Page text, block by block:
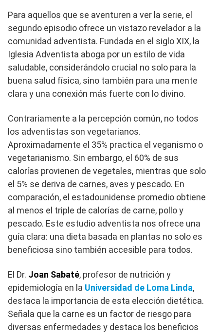
Para aquellos que se aventuren a ver la serie, el
segundo episodio ofrece un vistazo revelador a la
comunidad adventista. Fundada en el siglo XIX, la
Iglesia Adventista aboga por un estilo de vida
saludable, considerándolo crucial no solo para la
buena salud física, sino también para una mente
clara y una conexión más fuerte con lo divino.
Contrariamente a la percepción común, no todos
los adventistas son vegetarianos.
Aproximadamente el 35% practica el veganismo o
vegetarianismo. Sin embargo, el 60% de sus
calorías provienen de vegetales, mientras que solo
el 5% se deriva de carnes, aves y pescado. En
comparación, el estadounidense promedio obtiene
al menos el triple de calorías de carne, pollo y
pescado. Este estudio adventista nos ofrece una
guía clara: una dieta basada en plantas no solo es
beneficiosa sino también accesible para todos.
El Dr. Joan Sabaté, profesor de nutrición y
epidemiología en la Universidad de Loma Linda,
destaca la importancia de esta elección dietética.
Señala que la carne es un factor de riesgo para
diversas enfermedades y destaca los beneficios